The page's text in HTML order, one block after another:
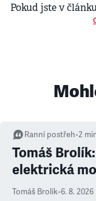
Pokud jste v
Ranní postřeh•2
Tomáš
elektrická
Tomáš Brolík•6. 8. 2026